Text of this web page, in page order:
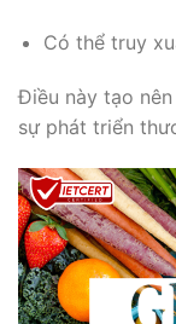
Có thể truy
Điều này tạo nên
sự phát triển